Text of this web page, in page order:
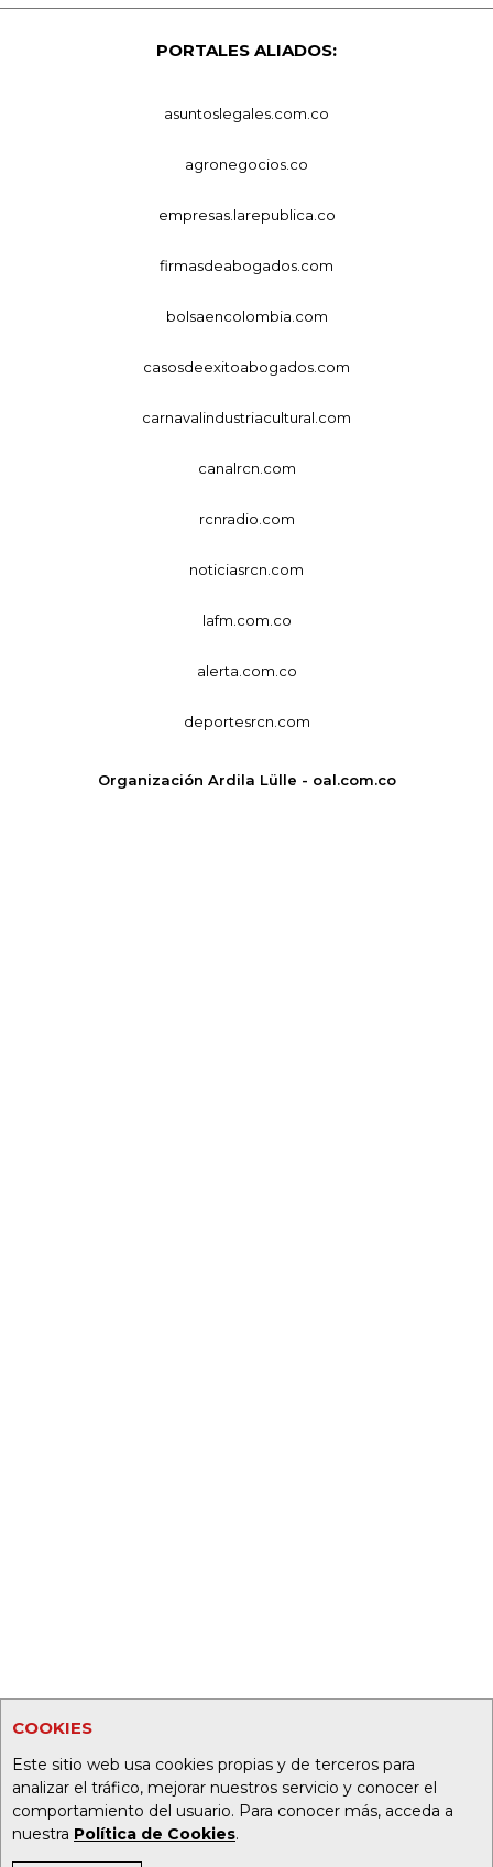
COOKIES
Este sitio web usa cookies propias y de terceros para
analizar el tráfico, mejorar nuestros servicio y conocer el
comportamiento del usuario. Para conocer más, acceda a
nuestra Política de Cookies.
PORTALES ALIADOS:
asuntoslegales.com.co
agronegocios.co
empresas.larepublica.co
firmasdeabogados.com
bolsaencolombia.com
casosdeexitoabogados.com
carnavalindustriacultural.com
canalrcn.com
rcnradio.com
noticiasrcn.com
lafm.com.co
alerta.com.co
deportesrcn.com
Organización Ardila Lülle - oal.com.co